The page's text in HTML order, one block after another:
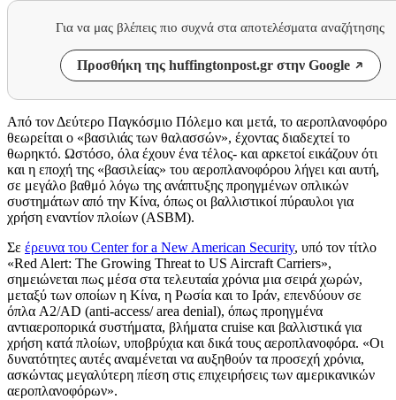
Για να μας βλέπεις πιο συχνά στα αποτελέσματα αναζήτησης
Προσθήκη της huffingtonpost.gr στην Google
Από τον Δεύτερο Παγκόσμιο Πόλεμο και μετά, το αεροπλανοφόρο
θεωρείται ο «βασιλιάς των θαλασσών», έχοντας διαδεχτεί το
θωρηκτό. Ωστόσο, όλα έχουν ένα τέλος- και αρκετοί εικάζουν ότι
και η εποχή της «βασιλείας» του αεροπλανοφόρου λήγει και αυτή,
σε μεγάλο βαθμό λόγω της ανάπτυξης προηγμένων οπλικών
συστημάτων από την Κίνα, όπως οι βαλλιστικοί πύραυλοι για
χρήση εναντίον πλοίων (ASBM).
Σε έρευνα του Center for a New American Security, υπό τον τίτλο
«Red Alert: The Growing Threat to US Aircraft Carriers»,
σημειώνεται πως μέσα στα τελευταία χρόνια μια σειρά χωρών,
μεταξύ των οποίων η Κίνα, η Ρωσία και το Ιράν, επενδύουν σε
όπλα A2/AD (anti-access/ area denial), όπως προηγμένα
αντιαεροπορικά συστήματα, βλήματα cruise και βαλλιστικά για
χρήση κατά πλοίων, υποβρύχια και δικά τους αεροπλανοφόρα. «Οι
δυνατότητες αυτές αναμένεται να αυξηθούν τα προσεχή χρόνια,
ασκώντας μεγαλύτερη πίεση στις επιχειρήσεις των αμερικανικών
αεροπλανοφόρων».